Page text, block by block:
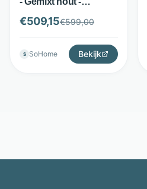
Visgraat tafelblad
120x70 cm - Naturel -
DTP Home
€509,15€599,00
S SoHome Bekijk